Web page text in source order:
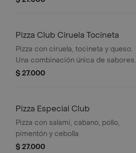
Pizza Club Ciruela Tocineta
Pizza con ciruela, tocineta y queso.
Una combinación única de sabores.
$ 27.000
Pizza Especial Club
Pizza con salami, cabano, pollo,
pimentón y cebolla
$ 27.000